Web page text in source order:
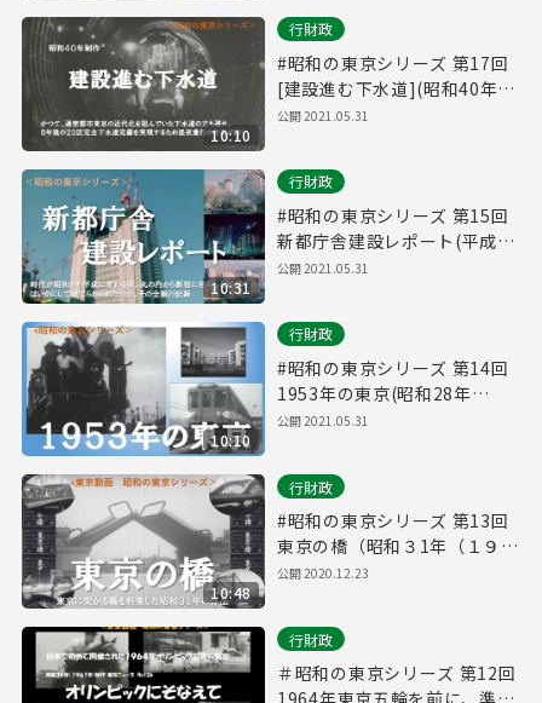
10:10
行財政
#昭和の東京シリーズ 第17回
[建設進む下水道](昭和40年
(1965年)12月制作）
公開 2021.05.31
10:31
行財政
#昭和の東京シリーズ 第15回
新都庁舎建設レポート(平成2
年(1990年)1月制作）
公開 2021.05.31
10:10
行財政
#昭和の東京シリーズ 第14回
1953年の東京(昭和28年
(1953年)12月制作）
公開 2021.05.31
10:48
行財政
#昭和の東京シリーズ 第13回
東京の橋（昭和３1年（１９５
６年）９月）
公開 2020.12.23
行財政
＃昭和の東京シリーズ 第12回